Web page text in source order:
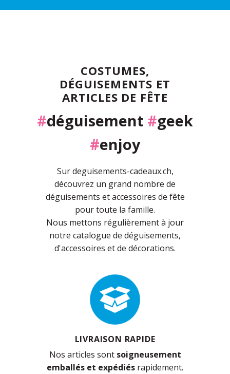
COSTUMES,
DÉGUISEMENTS ET
ARTICLES DE FÊTE
#déguisement #geek
#enjoy
Sur deguisements-cadeaux.ch,
découvrez un grand nombre de
déguisements et accessoires de fête
pour toute la famille.
Nous mettons régulièrement à jour
notre catalogue de déguisements,
d'accessoires et de décorations.
LIVRAISON RAPIDE
Nos articles sont soigneusement
emballés et expédiés rapidement.